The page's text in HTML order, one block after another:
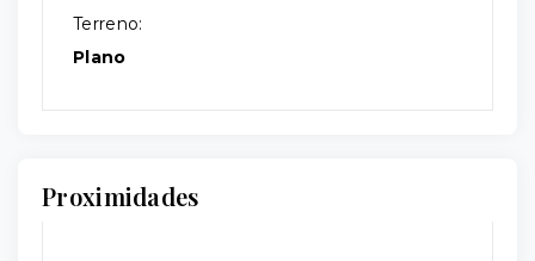
Terreno:
Plano
Proximidades